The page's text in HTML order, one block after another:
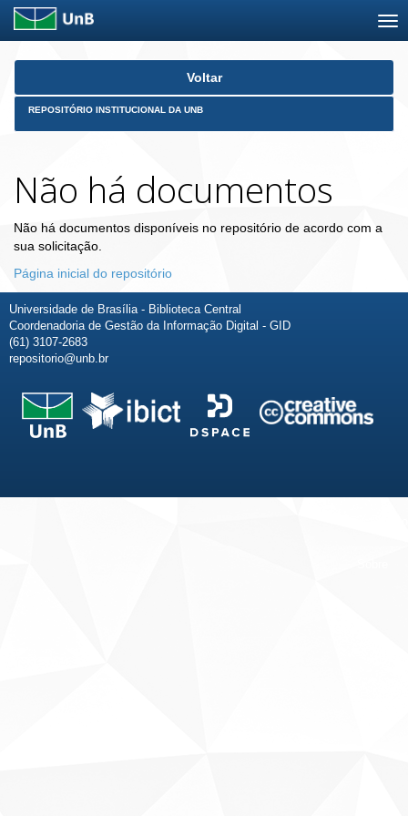
Skip
Voltar
REPOSITÓRIO INSTITUCIONAL DA UNB
Não há documentos
Não há documentos disponíveis no repositório de acordo com a
sua solicitação.
Página inicial do repositório
Universidade de Brasília - Biblioteca Central
Coordenadoria de Gestão da Informação Digital - GID
(61) 3107-2683
repositorio@unb.br